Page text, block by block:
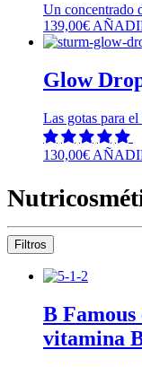
Un concentrado
139,00€
Glow
Las gotas para
130,00€
Filtros
B
vitamina